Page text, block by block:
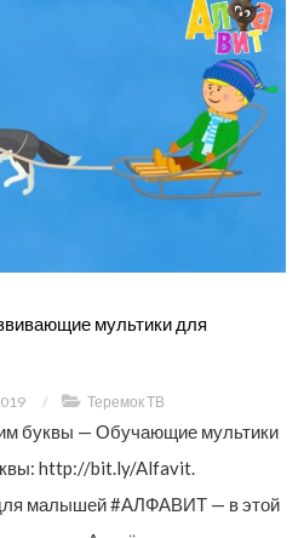
мультики для
/ Теремок ТВ
буквы — Обучающие мультики
http://bit.ly/Alfavit.
малышей #АЛФАВИТ — в этой